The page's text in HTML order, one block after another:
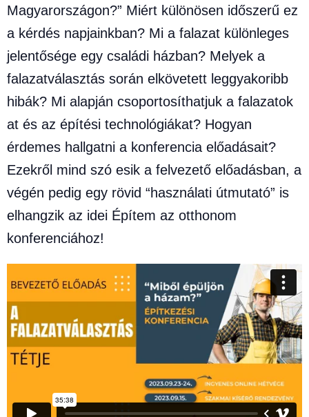
Magyarországon?” Miért különösen időszerű ez
a kérdés napjainkban? Mi a falazat különleges
jelentősége egy családi házban? Melyek a
falazatválasztás során elkövetett leggyakoribb
hibák? Mi alapján csoportosíthatjuk a falazatok
at és az építési technológiákat? Hogyan
érdemes hallgatni a konferencia előadásait?
Ezekről mind szó esik a felvezető előadásban, a
végén pedig egy rövid “használati útmutató” is
elhangzik az idei Építem az otthonom
konferenciához!